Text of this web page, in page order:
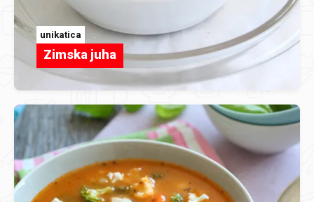
unikatica
Zimska juha